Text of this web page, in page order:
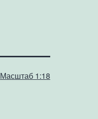
Масштаб 1:18